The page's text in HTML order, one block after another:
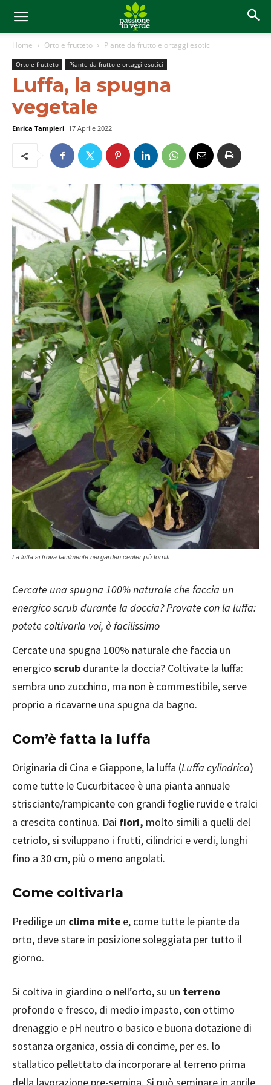
Home Orto e frutteto Piante da frutto e ortaggi esotici
Orto e frutteto Piante da frutto e ortaggi esotici
Luffa, la spugna
vegetale
Enrica Tampieri 17 Aprile 2022
La luffa si trova facilmente nei garden center più forniti.
Cercate una spugna 100% naturale che faccia un
energico scrub durante la doccia? Provate con la luffa:
potete coltivarla voi, è facilissimo
Cercate una spugna 100% naturale che faccia un
energico scrub durante la doccia? Coltivate la luffa:
sembra uno zucchino, ma non è commestibile, serve
proprio a ricavarne una spugna da bagno.
Com’è fatta la luffa
Originaria di Cina e Giappone, la luffa (Luffa cylindrica)
come tutte le Cucurbitacee è una pianta annuale
strisciante/rampicante con grandi foglie ruvide e tralci
a crescita continua. Dai fiori, molto simili a quelli del
cetriolo, si sviluppano i frutti, cilindrici e verdi, lunghi
fino a 30 cm, più o meno angolati.
Come coltivarla
Predilige un clima mite e, come tutte le piante da
orto, deve stare in posizione soleggiata per tutto il
giorno.
Si coltiva in giardino o nell’orto, su un terreno
profondo e fresco, di medio impasto, con ottimo
drenaggio e pH neutro o basico e buona dotazione di
sostanza organica, ossia di concime, per es. lo
stallatico pellettato da incorporare al terreno prima